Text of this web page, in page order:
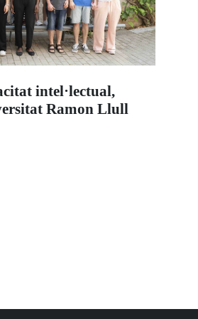
intel·lectual,
Ramon Llull